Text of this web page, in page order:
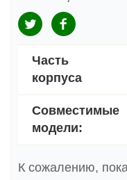
Часть
корпуса
Совместимые
модели:
К сожалению,